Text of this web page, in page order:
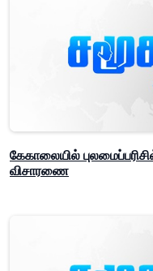
கேகாலையில்
விசாரணை